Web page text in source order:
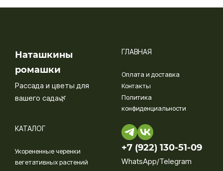
Наташкины
ромашки
Рассада и цветы для
вашего сада🌿
ГЛАВНАЯ
Оплата и доставка
Контакты
Политика
конфиденциальности
КАТАЛОГ
Укорененные черенки
вегетативных растений
+7 (922) 130-51-09‬
WhatsApp/Telegram